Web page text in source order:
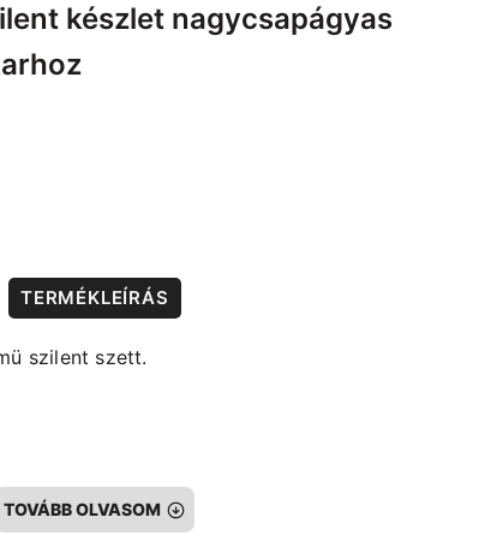
készlet nagycsapágyas
TERMÉKLEÍRÁS
szilent szett.
TOVÁBB OLVASOM